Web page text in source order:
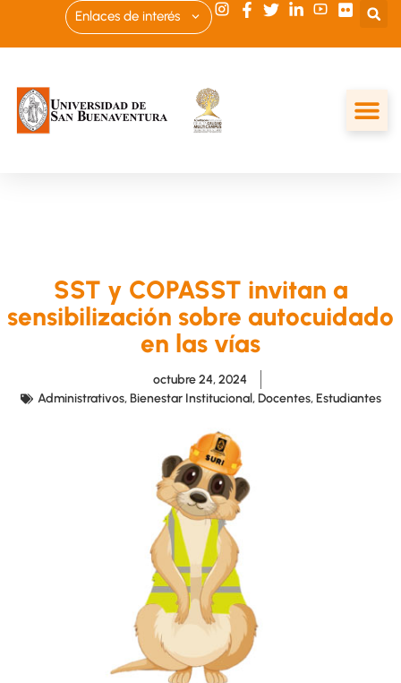
Enlaces de interés
SST y COPASST invitan a
sensibilización sobre autocuidado
en las vías
octubre 24, 2024
Administrativos,Bienestar Institucional,Docentes,Estudiantes